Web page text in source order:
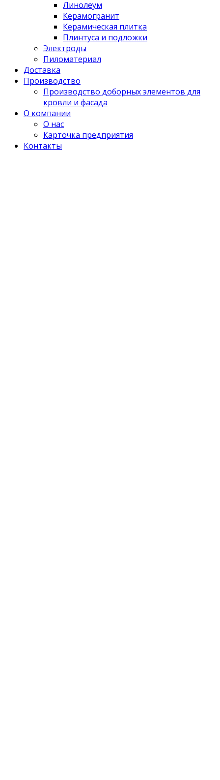
Линолеум
Керамогранит
Керамическая плитка
Плинтуса и подложки
Электроды
Пиломатериал
Доставка
Производство
Производство доборных элементов для
кровли и фасада
О компании
О нас
Карточка предприятия
Контакты